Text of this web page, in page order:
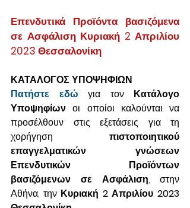
Επενδυτικά Προϊόντα βασιζόμενα
σε Ασφάλιση Κυριακή 2 Απριλίου
2023 Θεσσαλονίκη
ΚΑΤΑΛΟΓΟΣ ΥΠΟΨΗΦΙΩΝ
Πατήστε εδώ για τον Κατάλογο
Υποψηφίων οι οποίοι καλούνται να
προσέλθουν στις εξετάσεις για τη
χορήγηση πιστοποιητικού
επαγγελματικών γνώσεων
Επενδυτικών Προϊόντων
βασιζόμενων σε Ασφάλιση, στην
Αθήνα, την Κυριακή 2 Απριλίου 2023